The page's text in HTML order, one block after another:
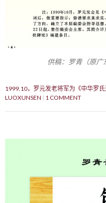
供稿：罗青（原
1999.10，罗元发老将军为《中华罗
LUOXUNSEN
1 COMMENT